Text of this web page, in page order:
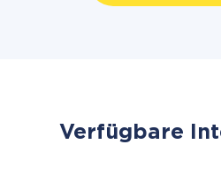
Verfügbare